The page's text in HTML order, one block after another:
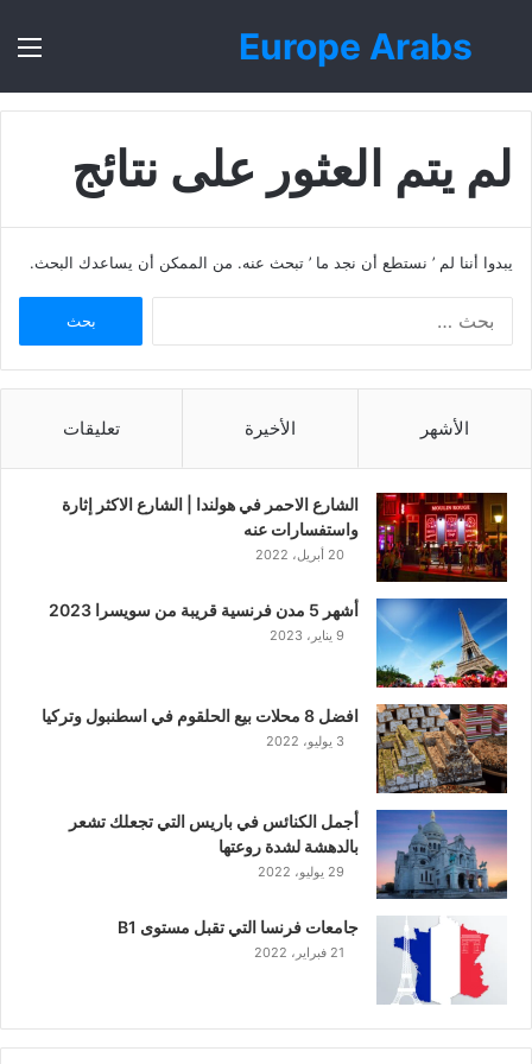
Europe Arabs
بحث
لم يتم العثور على نتائج
يبدوا أننا لم ’ نستطع أن نجد ما ’ تبحث عنه. من الممكن أن يساعدك البحث.
الأشهر الأخيرة تعليقات
الشارع الاحمر في هولندا | الشارع الاكثر إثارة
واستفسارات عنه
20 أبريل، 2022
أشهر 5 مدن فرنسية قريبة من سويسرا 2023
9 يناير، 2023
افضل 8 محلات بيع الحلقوم في اسطنبول وتركيا
3 يوليو، 2022
أجمل الكنائس في باريس التي تجعلك تشعر
بالدهشة لشدة روعتها
29 يوليو، 2022
جامعات فرنسا التي تقبل مستوى B1
21 فبراير، 2022